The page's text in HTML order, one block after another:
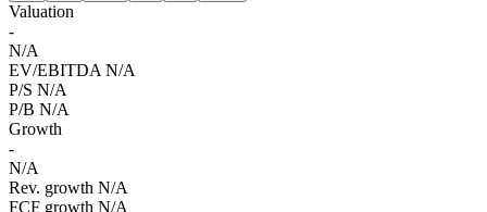
Valuation
-
N/A
EV/EBITDA N/A
P/S N/A
P/B N/A
Growth
-
N/A
Rev. growth N/A
FCF growth N/A